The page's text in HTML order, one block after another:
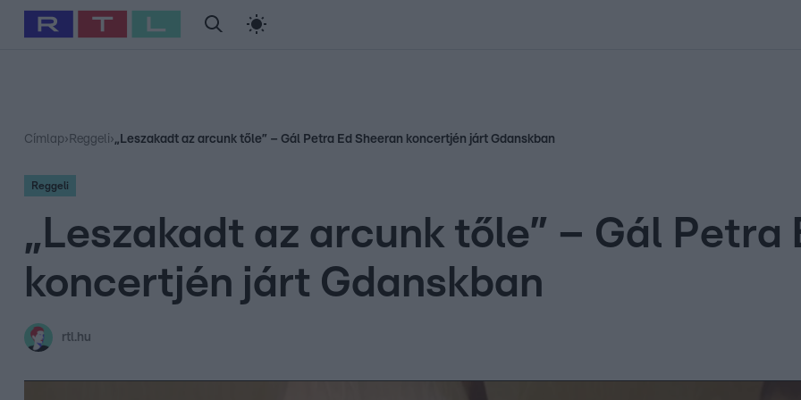
Babits Marcella Szellő István Most Wanted
Címlap› Reggeli›„Leszakadt az arcunk tőle” – Gál Petra Ed Sheeran koncertjén járt Gdanskban
Reggeli
„Leszakadt az arcunk tőle” – Gál Petra
koncertjén járt Gdanskban
rtl.hu